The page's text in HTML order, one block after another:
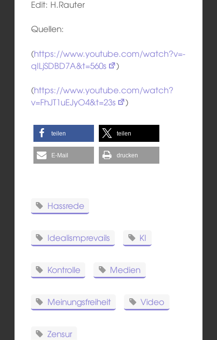
Edit: H.Rauter
Quellen:
(https://www.youtube.com/watch?v=-
qILjSDBD7A&t=560s
)
(https://www.youtube.com/watch?
v=FhJT1uEJyO4&t=23s
)
teilen teilen
E-Mail drucken
Hassrede
Idealismprevails KI
Kontrolle Medien
Meinungsfreiheit Video
Zensur